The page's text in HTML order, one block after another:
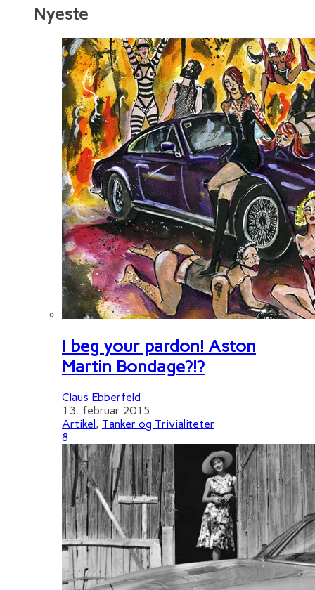
Nyeste
I beg your pardon! Aston
Martin Bondage?!?
Claus Ebberfeld
13. februar 2015
Artikel, Tanker og Trivialiteter
8